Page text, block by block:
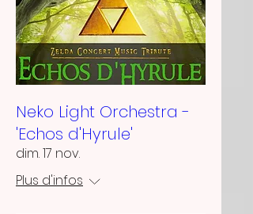
Neko Light Orchestra -
'Echos d'Hyrule'
dim. 17 nov.
Plus d'infos